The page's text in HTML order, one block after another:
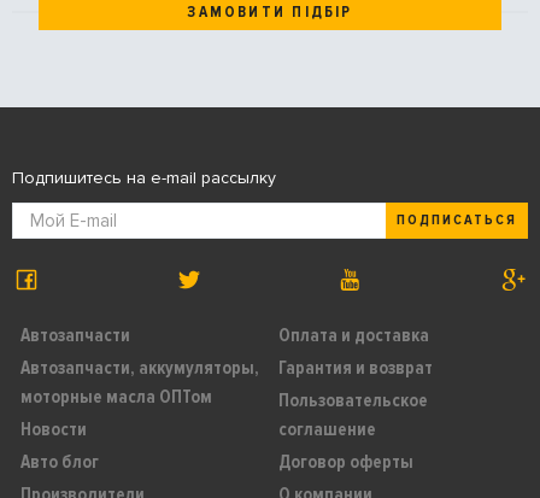
ЗАМОВИТИ ПІДБІР
Автозапчасти
Автозапчасти, аккумуляторы,
моторные масла ОПТом
Новости
Авто блог
Оплата и доставка
Гарантия и возврат
Пользовательское
соглашение
Договор оферты
Подпишитесь на e-mail рассылку
ПОДПИСАТЬСЯ